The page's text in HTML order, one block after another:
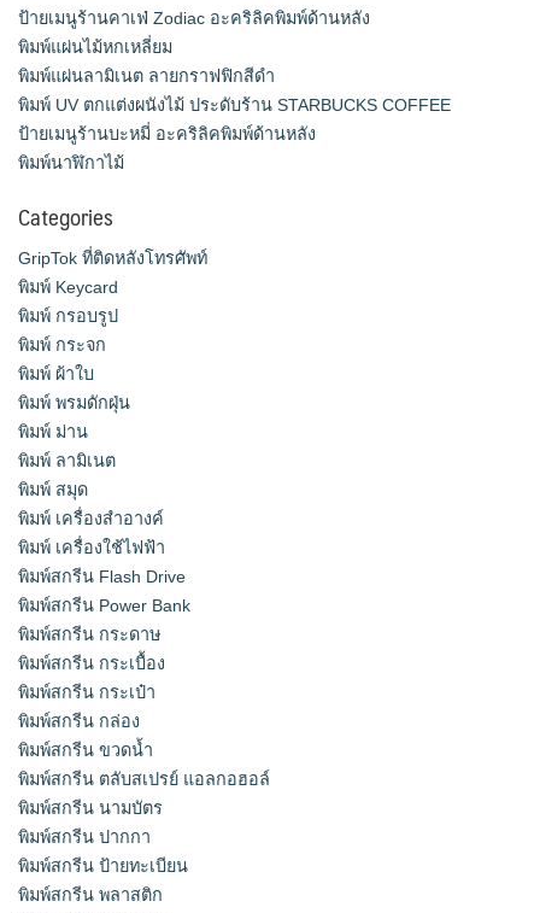
ป้ายเมนูร้านคาเฟ่ Zodiac อะคริลิคพิมพ์ด้านหลัง
พิมพ์แผ่นไม้หกเหลี่ยม
พิมพ์แผ่นลามิเนต ลายกราฟฟิกสีดำ
พิมพ์ UV ตกแต่งผนังไม้ ประดับร้าน STARBUCKS COFFEE
ป้ายเมนูร้านบะหมี่ อะคริลิคพิมพ์ด้านหลัง
พิมพ์นาฬิกาไม้
Categories
GripTok ที่ติดหลังโทรศัพท์
พิมพ์ Keycard
พิมพ์ กรอบรูป
พิมพ์ กระจก
พิมพ์ ผ้าใบ
พิมพ์ พรมดักฝุ่น
พิมพ์ ม่าน
พิมพ์ ลามิเนต
พิมพ์ สมุด
พิมพ์ เครื่องสําอางค์
พิมพ์ เครื่องใช้ไฟฟ้า
พิมพ์สกรีน Flash Drive
พิมพ์สกรีน Power Bank
พิมพ์สกรีน กระดาษ
พิมพ์สกรีน กระเบื้อง
พิมพ์สกรีน กระเป๋า
พิมพ์สกรีน กล่อง
พิมพ์สกรีน ขวดน้ำ
พิมพ์สกรีน ตลับสเปรย์ แอลกอฮอล์
พิมพ์สกรีน นามบัตร
พิมพ์สกรีน ปากกา
พิมพ์สกรีน ป้ายทะเบียน
พิมพ์สกรีน พลาสติก